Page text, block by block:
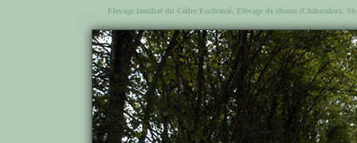
Elevage familial du Cèdre Enchanté. Elevage de chiens (Chihuahua,